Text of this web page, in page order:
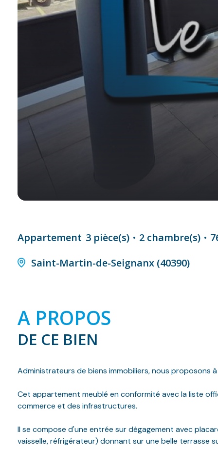
Appartement 3 pièce(s) 2 chambre(s)
Saint-Martin-de-Seignanx (40390)
A PROPOS
DE CE BIEN
Administrateurs de biens immobiliers, nous proposons à
Cet appartement meublé en conformité avec la liste
commerce et des infrastructures.
Il se compose d'une entrée sur dégagement avec
vaisselle, réfrigérateur) donnant sur une belle terrasse